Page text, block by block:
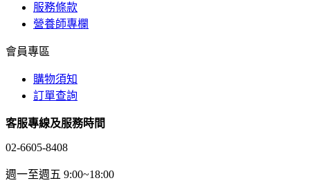
服務條款
營養師專欄
會員專區
購物須知
訂單查詢
客服專線及服務時間
02-6605-8408
週一至週五 9:00~18:00